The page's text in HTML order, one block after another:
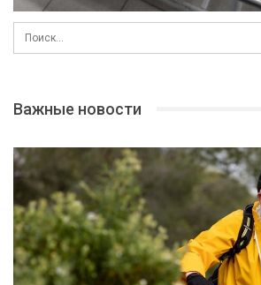
Важные новости